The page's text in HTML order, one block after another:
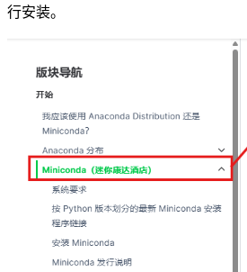
行安装。